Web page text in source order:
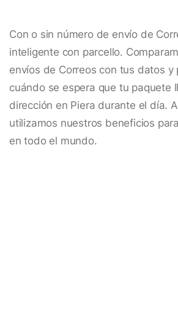
Con o sin número de envío de
inteligente con parcello.
envíos de Correos con tus datos
cuándo se espera que tu paquete
dirección en Piera durante el día.
utilizamos nuestros beneficios
en todo el mundo.